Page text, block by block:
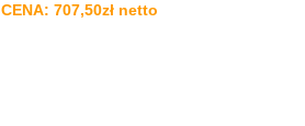
CENA: 707,50zł netto